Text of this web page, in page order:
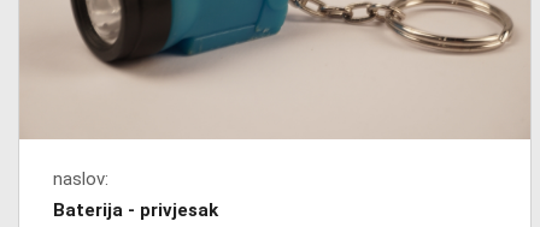
naslov:
Baterija - privjesak